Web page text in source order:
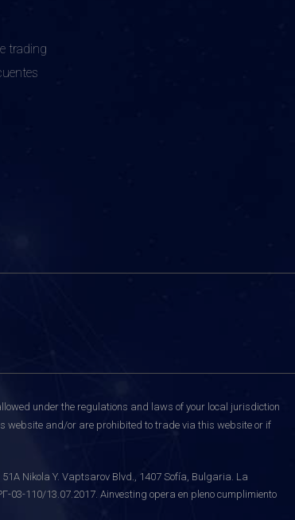
trading
under the regulations and laws of your local jurisdiction
website and/or are prohibited to trade via this website or if
Nikola Y. Vaptsarov Blvd., 1407 Sofía, Bulgaria. La
03-110/13.07.2017. Ainvesting opera en pleno cumplimiento